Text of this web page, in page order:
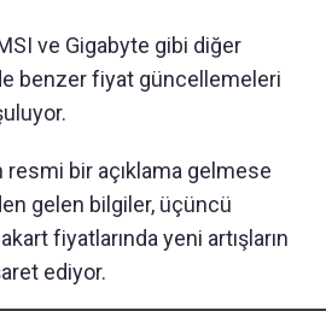
ve Gigabyte gibi diğer
benzer fiyat güncellemeleri
bir açıklama gelmese
gelen bilgiler, üçüncü
fiyatlarında yeni artışların
ediyor.